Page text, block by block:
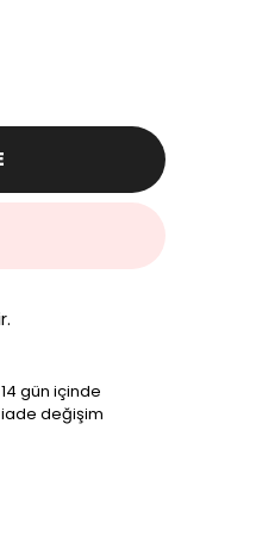
14 gün içinde
iade değişim